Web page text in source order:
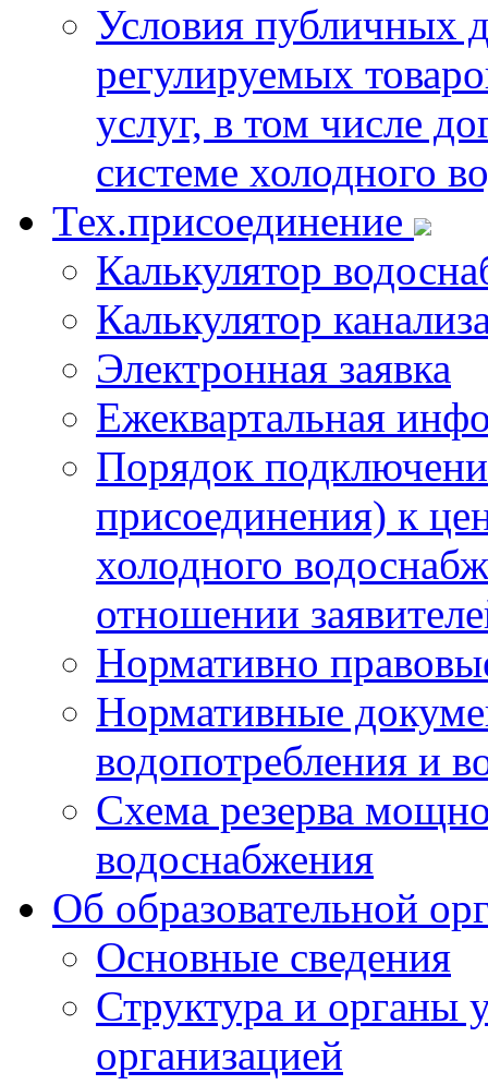
Условия публичных
регулируемых
услуг, в том числе
системе холодного
Тех.присоединение
Калькулятор
Калькулятор
Электронная заявка
Ежеквартальная
Порядок
присоединения) к
холодного
отношении
Нормативно
Нормативные
водопотребления и
Схема резерва
водоснабжения
Об образовательной
Основные сведения
Структура и органы
организацией